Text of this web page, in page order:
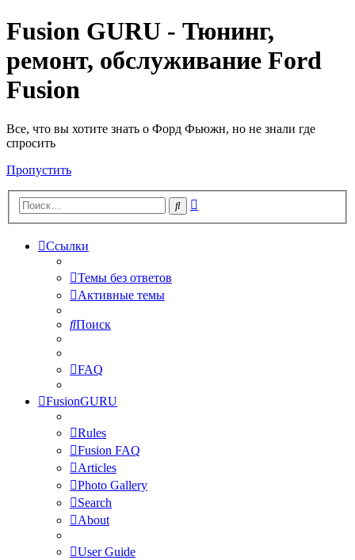
Fusion GURU - Тюнинг,
ремонт, обслуживание Ford
Fusion
Все, что вы хотите знать о Форд Фьюжн, но не знали где
спросить
Пропустить
Поиск
Ссылки
Темы без ответов
Активные темы
Поиск
FAQ
FusionGURU
Rules
Fusion FAQ
Articles
Photo Gallery
Search
About
User Guide